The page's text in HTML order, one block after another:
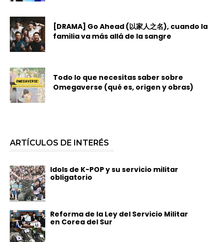
[DRAMA] Go Ahead (以家人之名), cuando la
familia va más allá de la sangre
Todo lo que necesitas saber sobre
Omegaverse (qué es, origen y obras)
ARTÍCULOS DE INTERÉS
Idols de K-POP y su servicio militar
obligatorio
Reforma de la Ley del Servicio Militar
en Corea del Sur